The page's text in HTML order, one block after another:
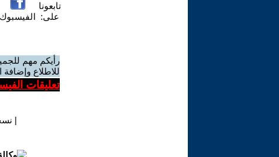
تابعونا
على: الفيسبوك
رأيكم مهم
للاطلاع
تعليقات
|